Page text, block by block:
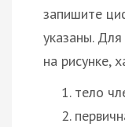
запишите
указаны.
на рисунке,
тело